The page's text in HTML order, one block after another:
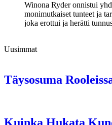
Winona Ryder onnistui
monimutkaiset tunteet ja
joka erottui ja herätti
Uusimmat
Täysosuma